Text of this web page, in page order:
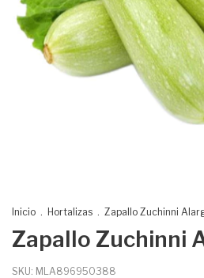
Inicio . Hortalizas . Zapallo Zuchinni
Zapallo Zuchinni
SKU: MLA896950388